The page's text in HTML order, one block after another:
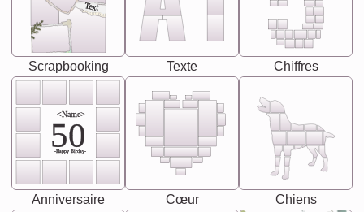
Text
Scrapbooking Texte Chiffres
<Name>
50
-Happy Birday-
Anniversaire Cœur Chiens